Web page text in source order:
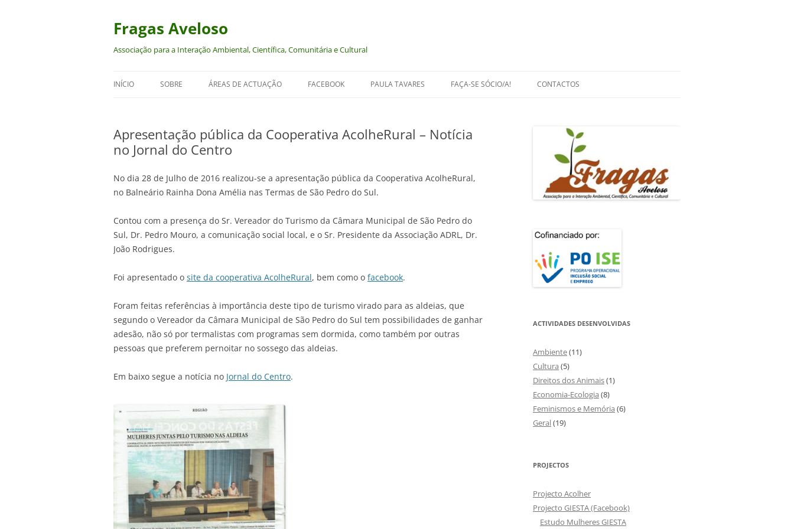
conteúdo
Fragas Aveloso
Associação para a Interação Ambiental, Científica, Comunitária e Cultural
INÍCIO SOBRE ÁREAS DE ACTUAÇÃO
CULTURA
DIREITOS DOS ANIMAIS
ECONOMIA-ECOLOGIA
FACEBOOK PAULA TAVARES FAÇA-SE SÓCIO/A! CONTACTOS
Apresentação pública da Cooperativa AcolheRural – Notícia
no Jornal do Centro
No dia 28 de Julho de 2016 realizou-se a apresentação pública da Cooperativa AcolheRural,
no Balneário Rainha Dona Amélia nas Termas de São Pedro do Sul.
Contou com a presença do Sr. Vereador do Turismo da Câmara Municipal de São Pedro do
Sul, Dr. Pedro Mouro, a comunicação social local, e o Sr. Presidente da Associação ADRL, Dr.
João Rodrigues.
Foi apresentado o site da cooperativa AcolheRural, bem como o facebook.
Foram feitas referências à importância deste tipo de turismo virado para as aldeias, que
segundo o Vereador da Câmara Municipal de São Pedro do Sul tem possibilidades de ganhar
adesão, não só por termalistas com programas sem dormida, como também por outras
pessoas que preferem pernoitar no sossego das aldeias.
Em baixo segue a notícia no Jornal do Centro.
ACTIVIDADES DESENVOLVIDAS
Ambiente(11)
Cultura (5)
Direitos dos Animais(1)
Economia-Ecologia (8)
Feminismos e Memória (6)
Geral(19)
PROJECTOS
Projecto Acolher
Projecto GIESTA (Facebook)
Estudo Mulheres GIESTA